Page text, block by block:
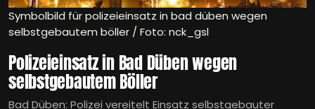
Symbolbild für polizeieinsatz in bad düben wegen
selbstgebautem böller / Foto: nck_gsl
Polizeieinsatz in Bad Düben wegen
selbstgebautem Böller
Bad Düben: Polizei vereitelt Einsatz selbstgebauter